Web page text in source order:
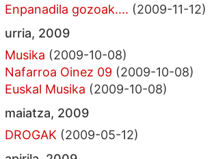
Enpanadila gozoak.... (2009-11-12)
urria, 2009
Musika (2009-10-08)
Nafarroa Oinez 09 (2009-10-08)
Euskal Musika (2009-10-08)
maiatza, 2009
DROGAK (2009-05-12)